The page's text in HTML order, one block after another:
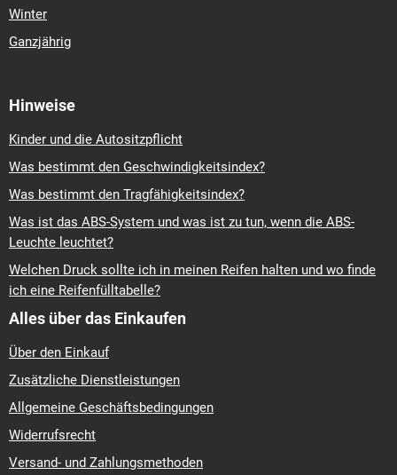
Winter
Ganzjährig
Hinweise
Kinder und die Autositzpflicht
Was bestimmt den Geschwindigkeitsindex?
Was bestimmt den Tragfähigkeitsindex?
Was ist das ABS-System und was ist zu tun, wenn die ABS-
Leuchte leuchtet?
Welchen Druck sollte ich in meinen Reifen halten und wo finde
ich eine Reifenfülltabelle?
Alles über das Einkaufen
Über den Einkauf
Zusätzliche Dienstleistungen
Allgemeine Geschäftsbedingungen
Widerrufsrecht
Versand- und Zahlungsmethoden